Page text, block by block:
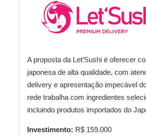
A proposta da Let’Sushi é oferecer
japonesa de alta qualidade, com
delivery e apresentação impecável
rede trabalha com ingredientes
incluindo produtos importados do
Investimento: R$ 159.000